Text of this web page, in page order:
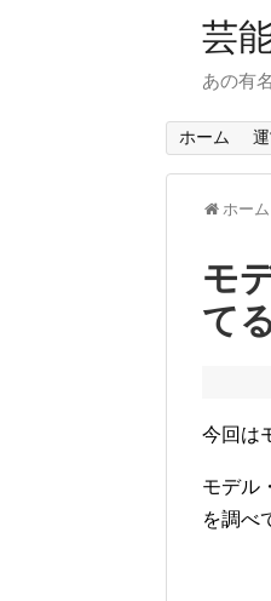
芸
あの有
ホーム
ホーム
モ
て
今回は
モデル
を調べ